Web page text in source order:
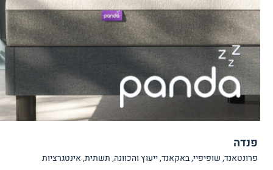
פנדה
פרונטאנד, שופיפיי, באקאנד, ייעוץ והכוונה, תשתית, אינטגרציות